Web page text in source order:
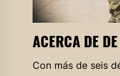
ACERCA DE
Con más de seis